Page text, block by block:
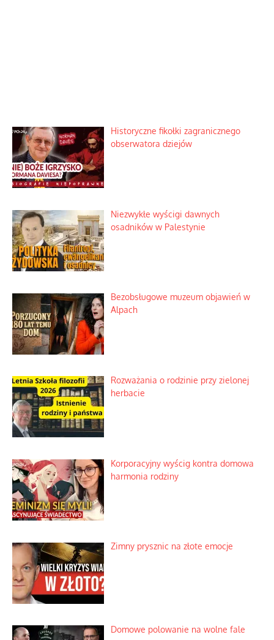
Historyczne fikołki zagranicznego
obserwatora dziejów
Niezwykłe wyścigi dawnych
osadników w Palestynie
Bezobsługowe muzeum objawień w
Alpach
Rozważania o rodzinie przy zielonej
herbacie
Korporacyjny wyścig kontra domowa
harmonia rodziny
Zimny prysznic na złote emocje
Domowe polowanie na wolne fale